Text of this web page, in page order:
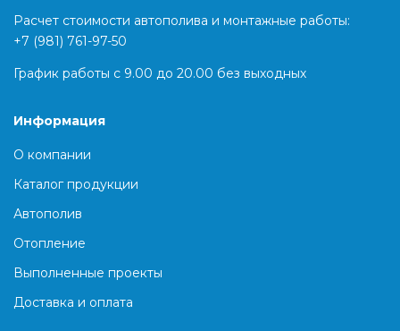
Расчет стоимости автополива и монтажные работы:
+7 (981) 761-97-50
График работы с 9.00 до 20.00 без выходных
Информация
О компании
Каталог продукции
Автополив
Отопление
Выполненные проекты
Доставка и оплата